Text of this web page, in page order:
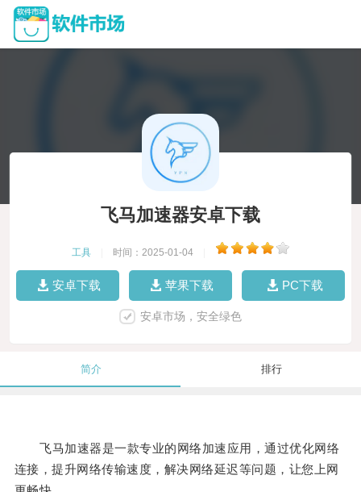
飞马加速器安卓下载
工具 时间：2025-01-04
安卓下载 苹果下载 PC下载
安卓市场，安全绿色
简介 排行
飞马加速器是一款专业的网络加速应用，通过优化网络
连接，提升网络传输速度，解决网络延迟等问题，让您上网